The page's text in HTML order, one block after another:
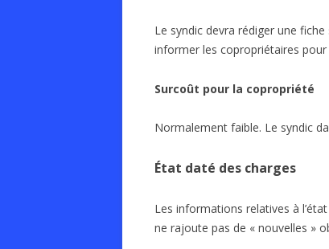
Le syndic devra rédiger une
informer les copropriétaires pour
Surcoût pour la copropriété
Normalement faible. Le syndic
État daté des charges
Les informations relatives à
ne rajoute pas de « nouvelles »